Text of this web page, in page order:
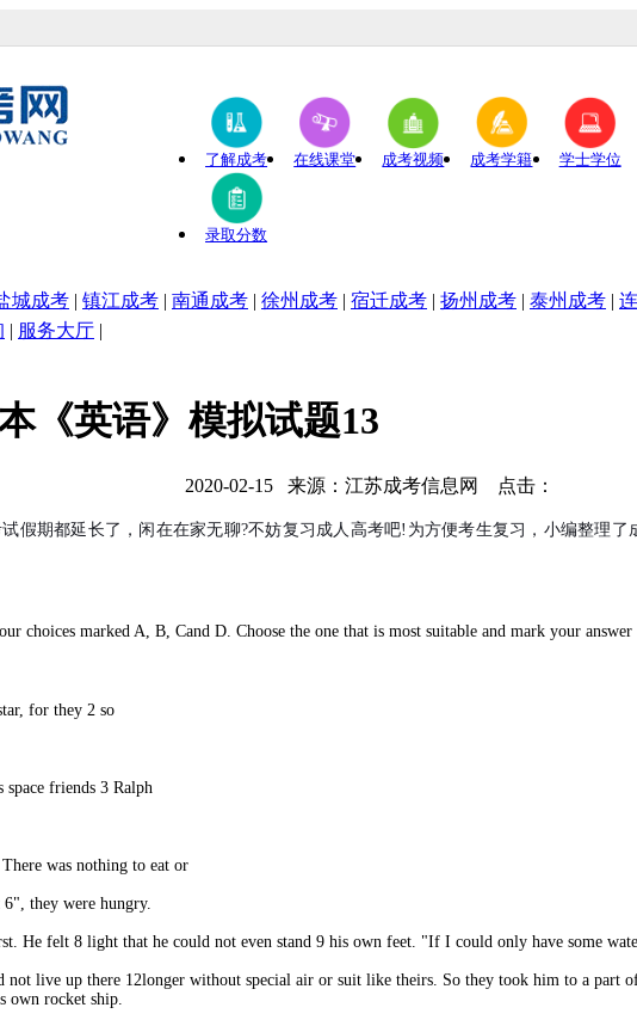
主要为江苏成人高考考生提供成考资讯服务，网站信息仅供学习交流使
了解成考 在线课堂 成考视频 成考学籍 学士学位
录取分数
城成考 | 镇江成考 | 南通成考 | 徐州成考 | 宿迁成考 | 扬州成考 | 泰州成考 |
| 服务大厅 |
《英语》模拟试题13
2020-02-15 来源：江苏成考信息网 点击：
假期都延长了，闲在在家无聊?不妨复习成人高考吧!为方便考生复习，小编整理
choices marked A, B, Cand D. Choose the one that is most suitable and mark your
for they 2 so
friends 3 Ralph
was nothing to eat or
they were hungry.
He felt 8 light that he could not even stand 9 his own feet. "If I could only have some
not live up there 12longer without special air or suit like theirs. So they took him to a part
own rocket ship.